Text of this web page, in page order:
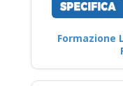
Formazione